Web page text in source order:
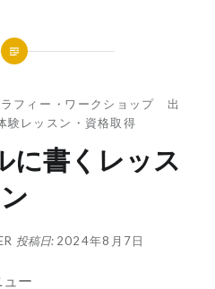
フィー ・ ワークショップ 出
験レッスン ・ 資格取得
に書くレッス
ン
投稿日: 2024年8月7日
ー